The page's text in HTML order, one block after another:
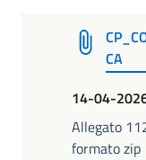
CA
14-04-
Allegato
formato zip